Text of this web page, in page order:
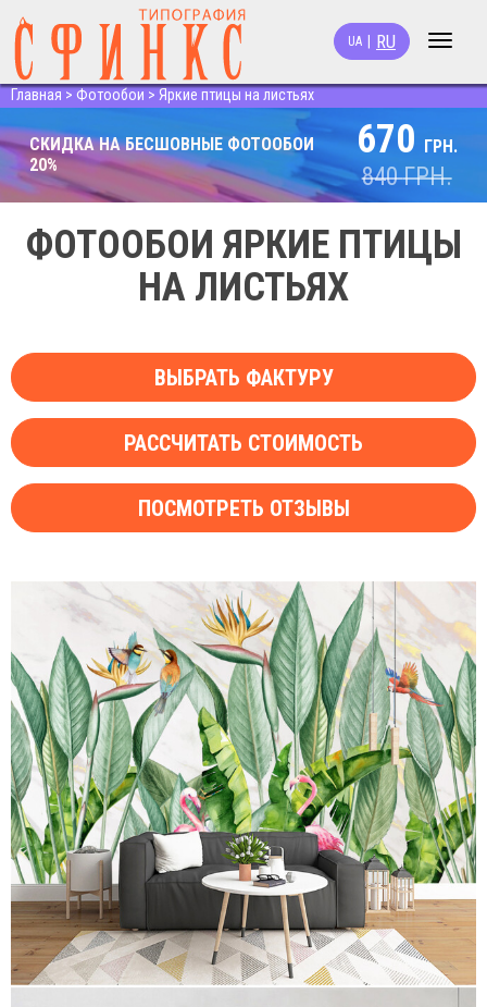
Toggle
UA RU
Главная > Фотообои > Яркие птицы на листьях
СКИДКА НА БЕСШОВНЫЕ ФОТООБОИ
20%
670 ГРН.
840ГРН.
ФОТООБОИ ЯРКИЕ ПТИЦЫ
НА ЛИСТЬЯХ
ВЫБРАТЬ ФАКТУРУ
РАССЧИТАТЬ СТОИМОСТЬ
ПОСМОТРЕТЬ ОТЗЫВЫ